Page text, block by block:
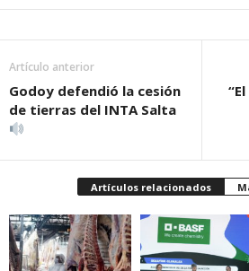
Artículo anterior
Godoy defendió la cesión
de tierras del INTA Salta
Artículos relacionados